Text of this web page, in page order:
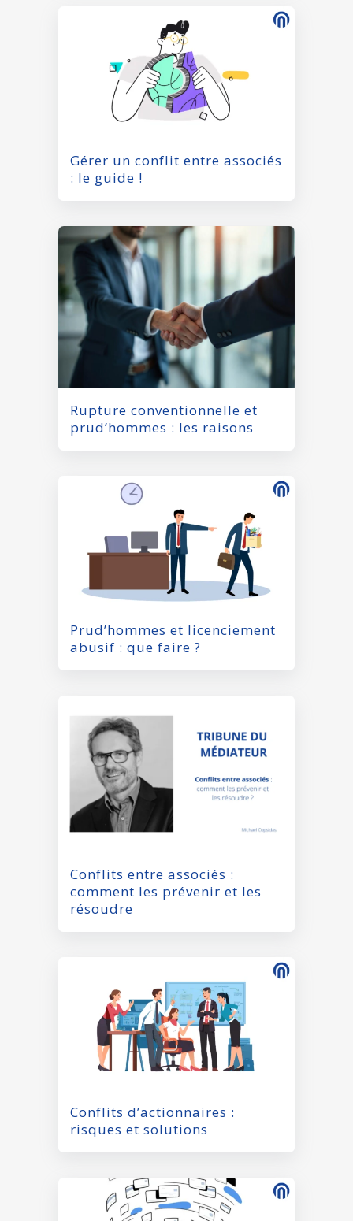
Gérer un conflit entre associés
: le guide !
Rupture conventionnelle et
prud’hommes : les raisons
Prud’hommes et licenciement
abusif : que faire ?
Conflits entre associés :
comment les prévenir et les
résoudre
Conflits d’actionnaires :
risques et solutions